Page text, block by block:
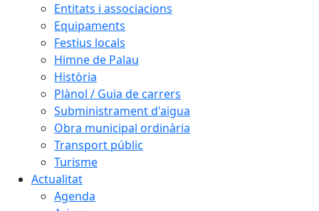
Entitats i associacions
Equipaments
Festius locals
Himne de Palau
Història
Plànol / Guia de carrers
Subministrament d'aigua
Obra municipal ordinària
Transport públic
Turisme
Actualitat
Agenda